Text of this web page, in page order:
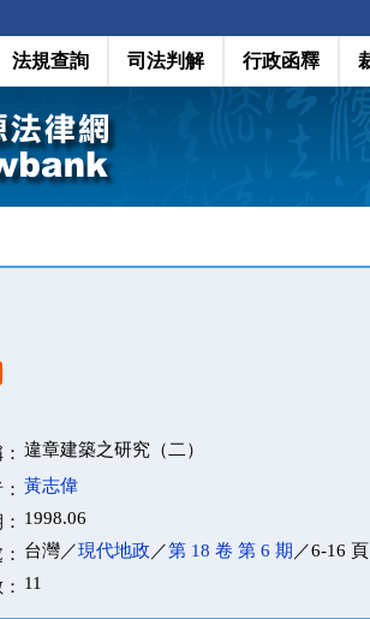
法規查詢 司法判解 行政函釋
違章建築之研究（二）
黃志偉
1998.06
台灣／現代地政 ／第 18 卷 第 6 期 ／6-16 頁
11